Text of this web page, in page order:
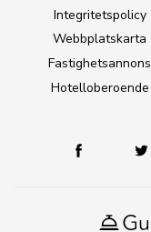
Integritetspolicy
Webbplatskarta
Fastighetsannons
Hotelloberoende